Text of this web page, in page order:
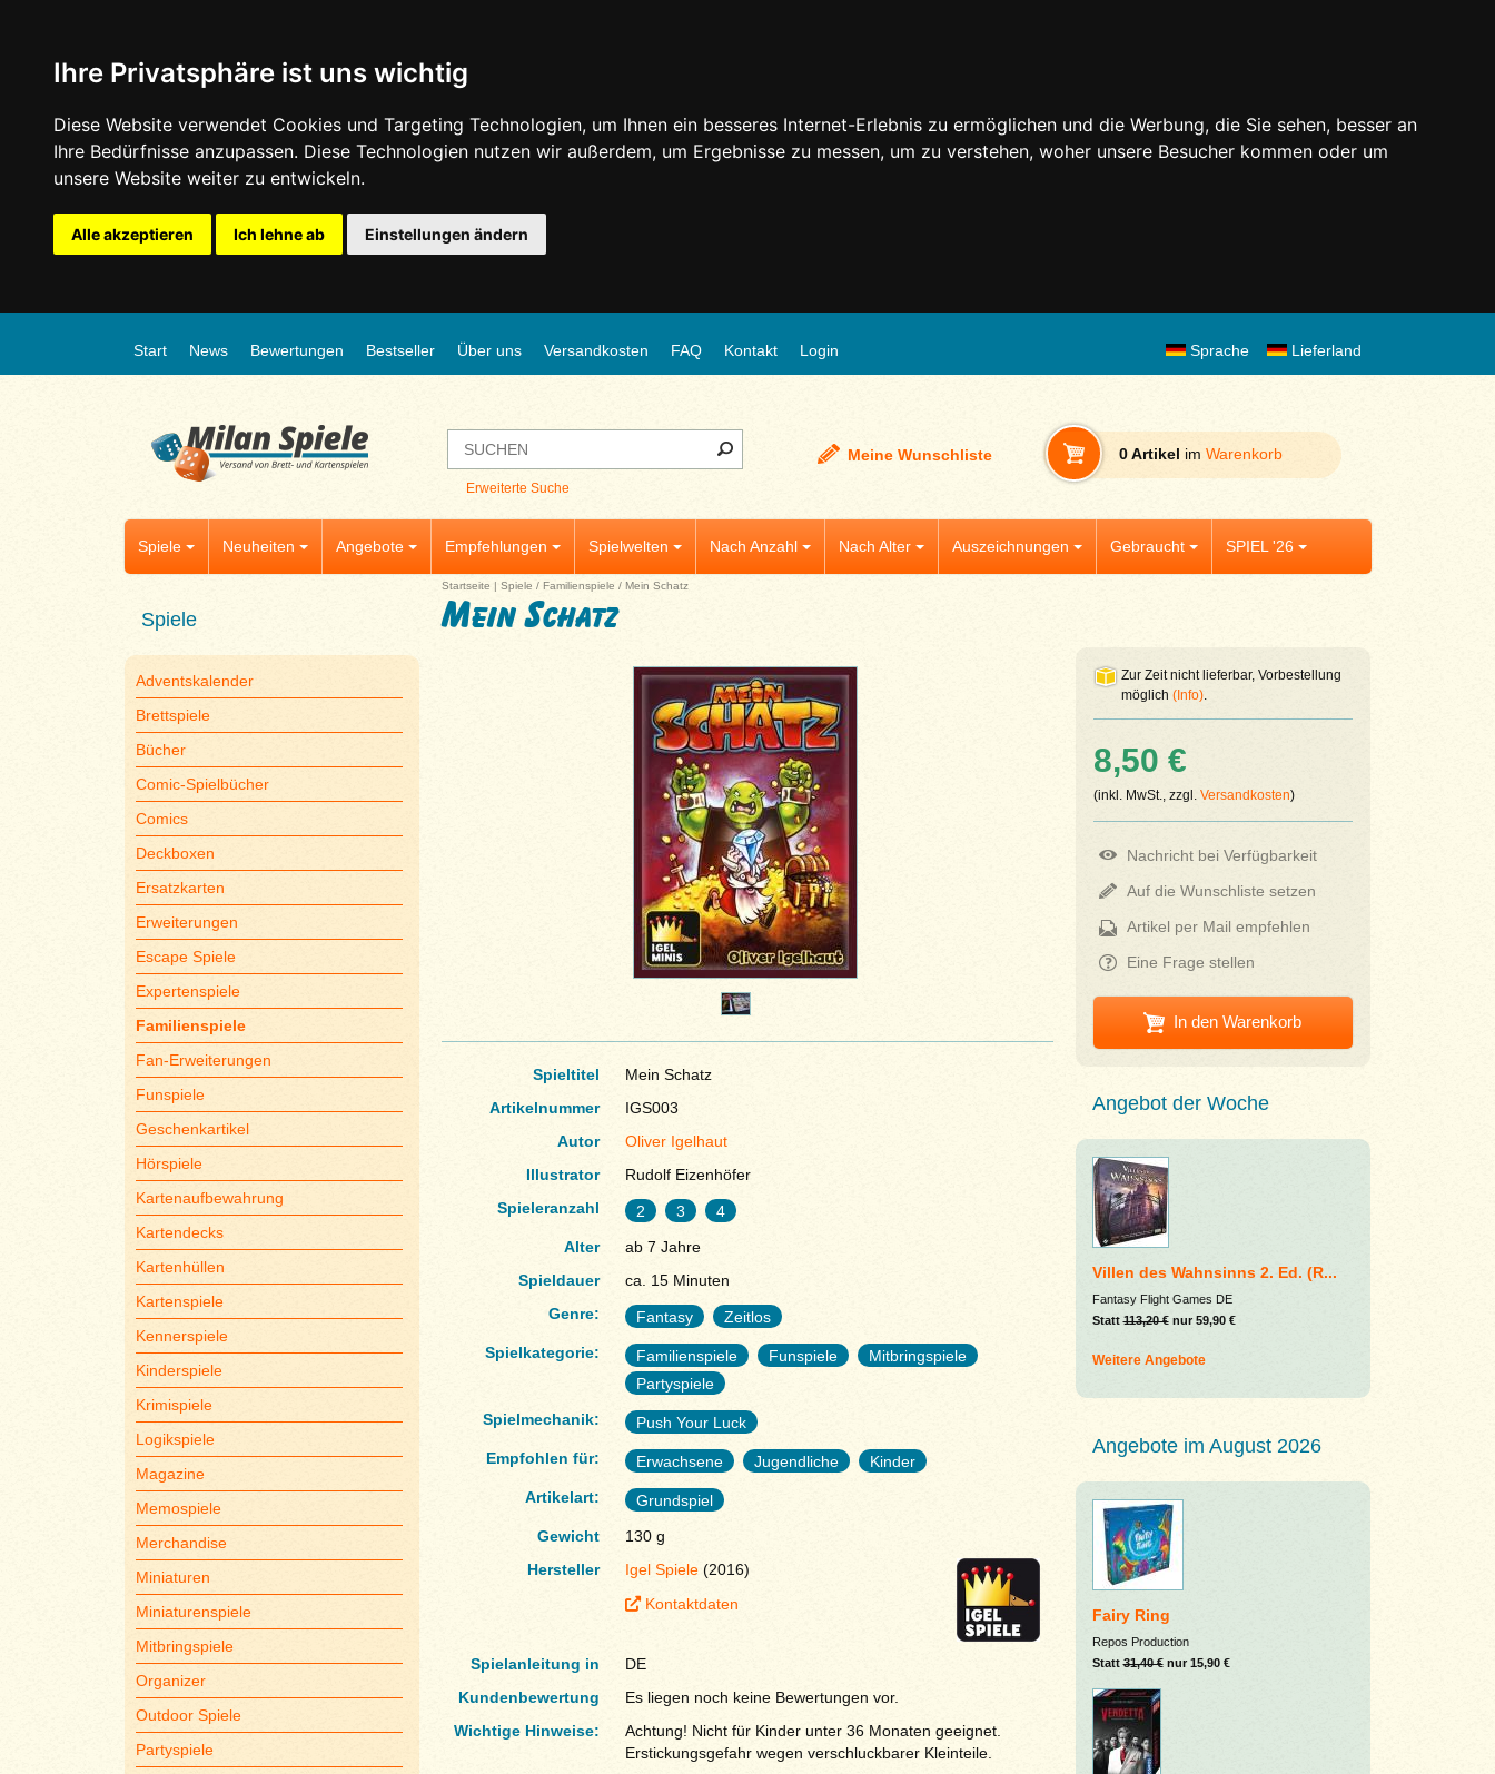
Ihre Privatsphäre ist uns wichtig
Diese Website verwendet Cookies und Targeting Technologien, um Ihnen ein besseres Internet-Erlebnis zu ermöglichen und die Werbung, die Sie sehen, besser an
Ihre Bedürfnisse anzupassen. Diese Technologien nutzen wir außerdem, um Ergebnisse zu messen, um zu verstehen, woher unsere Besucher kommen oder um
unsere Website weiter zu entwickeln.
Alle akzeptieren Ich lehne ab Einstellungen ändern
Start News Bewertungen Bestseller Über uns Versandkosten FAQ Kontakt Login Lieferland
Sprache
Erweiterte Suche
Meine Wunschliste 0 Artikel im Warenkorb
Spiele Neuheiten Angebote Empfehlungen Spielwelten Nach Anzahl Nach Alter Auszeichnungen Gebraucht SPIEL '26
Spiele
Adventskalender
Brettspiele
Bücher
Comic-Spielbücher
Comics
Deckboxen
Ersatzkarten
Erweiterungen
Escape Spiele
Expertenspiele
Familienspiele
Fan-Erweiterungen
Funspiele
Geschenkartikel
Hörspiele
Kartenaufbewahrung
Kartendecks
Kartenhüllen
Kartenspiele
Kennerspiele
Kinderspiele
Krimispiele
Logikspiele
Magazine
Memospiele
Merchandise
Miniaturen
Miniaturenspiele
Mitbringspiele
Organizer
Outdoor Spiele
Partyspiele
Startseite | Spiele / Familienspiele / Mein Schatz
Mein Schatz
Spieltitel
Mein Schatz
Artikelnummer
IGS003
Autor
Oliver Igelhaut
Illustrator
Rudolf Eizenhöfer
Spieleranzahl
2 3
4
Alter
ab 7 Jahre
Spieldauer
ca. 15 Minuten
Genre:
Fantasy
Zeitlos
Spielkategorie:
Familienspiele Funspiele
Mitbringspiele
Partyspiele
Spielmechanik:
Push Your Luck
Empfohlen für:
Erwachsene Jugendliche
Kinder
Artikelart:
Grundspiel
Gewicht
130 g
Hersteller
Igel Spiele(2016)
Kontaktdaten
Spielanleitung in
DE
Kundenbewertung
Es liegen noch keine Bewertungen vor.
Wichtige Hinweise:
Achtung! Nicht für Kinder unter 36 Monaten geeignet.
Erstickungsgefahr wegen verschluckbarer Kleinteile.
Zur Zeit nicht lieferbar, Vorbestellung
möglich (Info).
8,50 €
(inkl. MwSt., zzgl. Versandkosten)
Nachricht bei Verfügbarkeit
Auf die Wunschliste setzen
Artikel per Mail empfehlen
Eine Frage stellen
In den Warenkorb
Angebot der Woche
Villen des Wahnsinns 2. Ed. (R...
Fantasy Flight Games DE
Statt113,20 €nur 59,90 €
Weitere Angebote
Angebote im August 2026
Fairy Ring
Repos Production
Statt31,40 €nur 15,90 €